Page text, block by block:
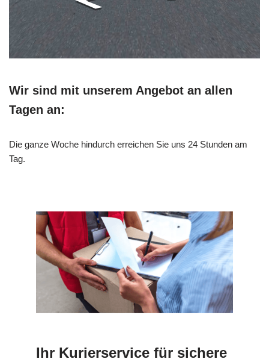
Wir sind mit unserem Angebot an allen
Tagen an:
Die ganze Woche hindurch erreichen Sie uns 24 Stunden am
Tag.
Ihr Kurierservice für sichere